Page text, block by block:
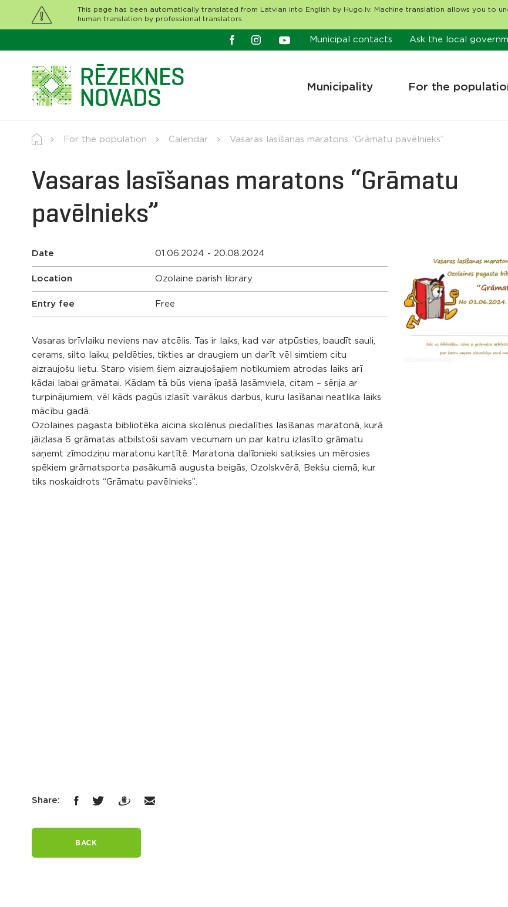
This page has been automatically translated from Latvian into English by Hugo.lv. Machine translation allows you to
human translation by professional translators.
Municipal contacts Ask the local
Municipality For the
For the population Calendar Vasaras lasīšanas maratons “Grāmatu pavēlnieks”
Vasaras lasīšanas maratons “Grāmatu
pavēlnieks”
Date 01.06.2024 - 20.08.2024
Location Ozolaine parish library
Entry fee Free
Vasaras brīvlaiku neviens nav atcēlis. Tas ir laiks, kad var atpūsties, baudīt sauli,
cerams, silto laiku, peldēties, tikties ar draugiem un darīt vēl simtiem citu
aizraujošu lietu. Starp visiem šiem aizraujošajiem notikumiem atrodas laiks arī
kādai labai grāmatai. Kādam tā būs viena īpašā lasāmviela, citam – sērija ar
turpinājumiem, vēl kāds pagūs izlasīt vairākus darbus, kuru lasīšanai neatlika laiks
mācību gadā.
Ozolaines pagasta bibliotēka aicina skolēnus piedalīties lasīšanas maratonā, kurā
jāizlasa 6 grāmatas atbilstoši savam vecumam un par katru izlasīto grāmatu
saņemt zīmodziņu maratonu kartītē. Maratona dalībnieki satiksies un mērosies
spēkiem grāmatsporta pasākumā augusta beigās, Ozolskvērā, Bekšu ciemā, kur
tiks noskaidrots “Grāmatu pavēlnieks”.
Share:
BACK